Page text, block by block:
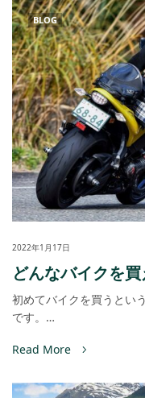
BLOG
2022年1月17日
どんなバイクを
初めてバイクを買うとい
です。…
Read More